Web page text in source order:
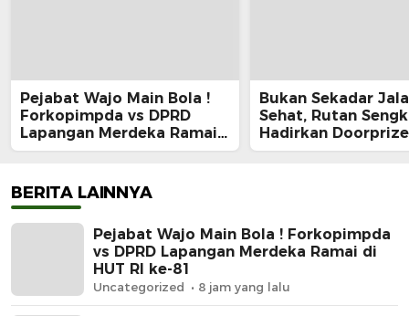
Pejabat Wajo Main Bola !
Forkopimpda vs DPRD
Lapangan Merdeka Ramai
di HUT RI ke-81
Bukan Sekadar
Sehat, Rutan
Hadirkan
Lomba Semarak
BERITA LAINNYA
Pejabat Wajo Main Bola ! Forkopimpda
vs DPRD Lapangan Merdeka Ramai di
HUT RI ke-81
Uncategorized 8 jam yang lalu